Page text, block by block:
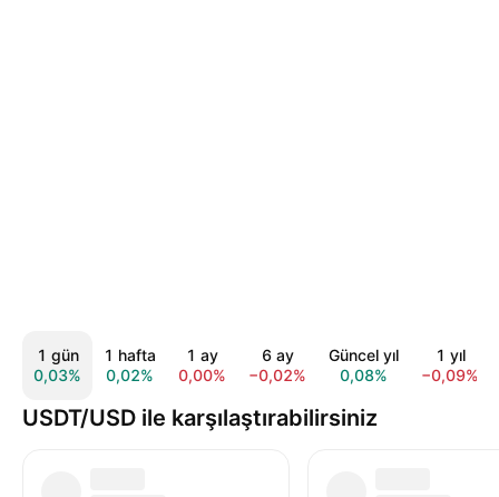
1 gün
0,03%
1 hafta
0,02%
1 ay
0,00%
6 ay
−0,02%
Güncel yıl
0,08%
1 yıl
−0,09%
USDT/USD ile karşılaştırabilirsiniz